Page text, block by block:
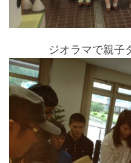
ジオラマで親子